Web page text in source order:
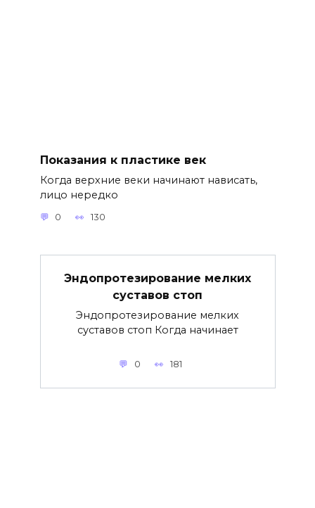
Показания к пластике век
Когда верхние веки начинают нависать,
лицо нередко
0 130
Эндопротезирование мелких
суставов стоп
Эндопротезирование мелких
суставов стоп Когда начинает
0 181